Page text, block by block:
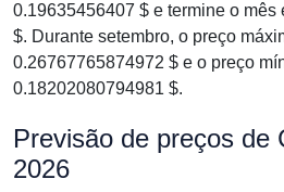
0.19635456407 $ e termine o
$. Durante setembro, o preço
0.26767765874972 $ e o preço
0.18202080794981 $.
Previsão de preços de
2026